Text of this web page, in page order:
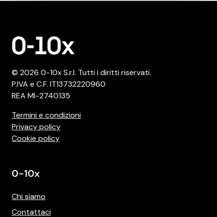
© 2026 0-10x S.r.l. Tutti i diritti riservati.
P.IVA e C.F. IT13732220960
REA MI-2740135
Termini e condizioni
Privacy policy
Cookie policy
0-10x
Chi siamo
Contattaci